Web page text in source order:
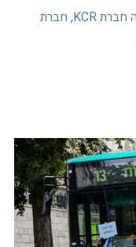
כחלק מתהליך השבחה עסקית אותו מלווה חברת KCR, חברת